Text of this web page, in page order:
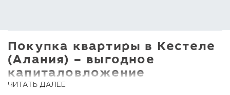
Покупка квартиры в Кестеле
(Алания) – выгодное
капиталовложение
ЧИТАТЬ ДАЛЕЕ